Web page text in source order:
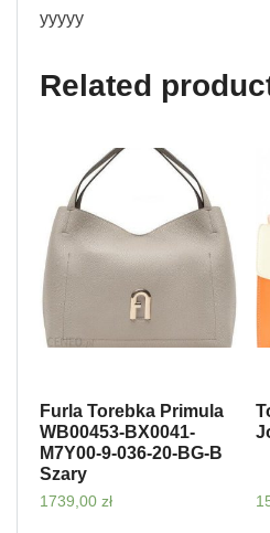
yyyyy
Related
Furla Torebka Primula
WB00453-BX0041-
M7Y00-9-036-20-BG-B
Szary
1739,00 zł